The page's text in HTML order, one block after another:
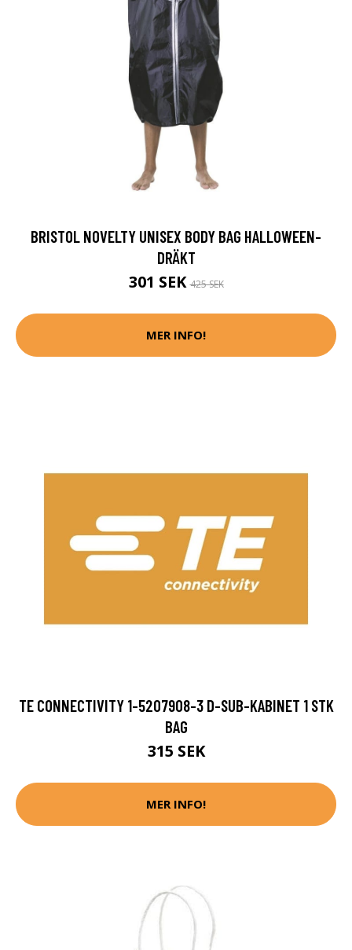
BRISTOL NOVELTY UNISEX BODY BAG HALLOWEEN-
DRÄKT
301 SEK425 SEK
MER INFO!
TE CONNECTIVITY 1-5207908-3 D-SUB-KABINET 1 STK
BAG
315 SEK
MER INFO!